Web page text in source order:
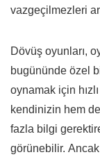
vazgeçilmezleri
Dövüş oyunları,
bugününde özel
oynamak için
kendinizin hem
fazla bilgi
görünebilir.